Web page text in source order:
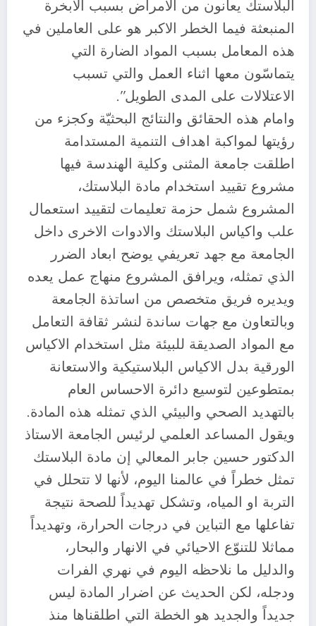
البلاستك يعانون من الامراض بسبب الابخرة
المنبعثة فيما الخطر الاكبر هو على العاملين في
هذه المعامل بسبب المواد الضارة التي
يتماسّون معها اثناء العمل والتي تسبب
الاعتلالات على المدى الطويل”.
وامام هذه الحقائق والنتائج البحثيّة وكجزء من
رؤيتها لمواكبة اهداف التنمية المستدامة
اطلقت جامعة المثنى وكلية الهندسة فيها
مشروع تقييد استخدام مادة البلاستك،
المشروع شمل حزمة تعليمات لتقييد استعمال
علب واكياس البلاستك والادوات الاخرى داخل
الجامعة مع جهد تعريفي يوضح ابعاد الضرر
الذي تمثله، ويرافق المشروع منهاج عمل يعده
ويديره فريق متخصص من اساتذة الجامعة
وبالتعاون مع جهات ساندة لنشر ثقافة التعامل
مع المواد الصديقة للبيئة مثل استخدام الاكياس
الورقية بدل الاكياس البلاستيكية والاستعانة
بمتطوعين لتوسيع دائرة الاحساس العام
بالتهديد الصحي والبيئي الذي تمثله هذه المادة.
ويقول المساعد العلمي لرئيس الجامعة الاستاذ
الدكتور حسين جابر المعالي إن مادة البلاستك
تمثل خطراً في عالمنا اليوم، لأنها لا تتحلل في
التربة او المياه، وتشكل تهديداً للصحة نتيجة
تفاعلها مع التباين في درجات الحرارة، وتهديداً
مماثلا للتنوّع الاحيائي في الانهار والبحار،
والدليل ما نلاحظه اليوم في نهري الفرات
ودجله، لكن الحديث عن اضرار المادة ليس
جديداً والجديد هو الخطة التي اطلقناها منذ